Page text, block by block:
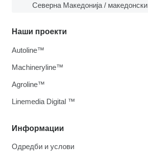
Северна Македонија / македонски
Информации
Одредби и услови
Наши проекти
Autoline™
Machineryline™
Agroline™
Linemedia Digital ™